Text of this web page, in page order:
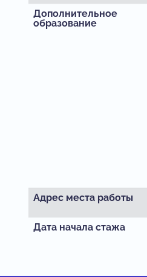
Дополнительное
образование
Адрес места работы
Дата начала стажа